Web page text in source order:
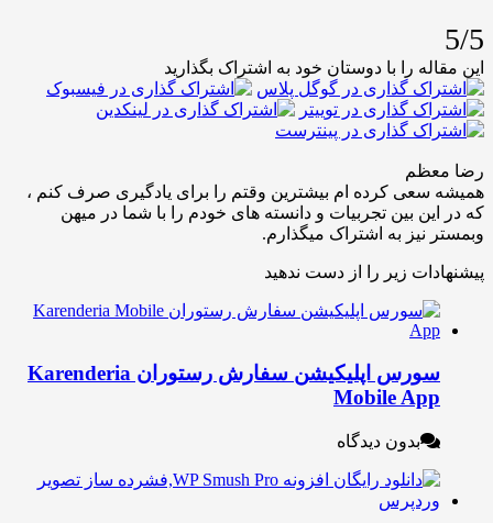
را با دوستان خود به اشتراک بگذارید
کرده ام بیشترین وقتم را برای یادگیری صرف کنم ،
بین تجربیات و دانسته های خودم را با شما در میهن
نیز به اشتراک میگذارم.
زیر را از دست ندهید
سورس اپلیکیشن سفارش رستوران Karenderia
Mobile
بدون دیدگاه